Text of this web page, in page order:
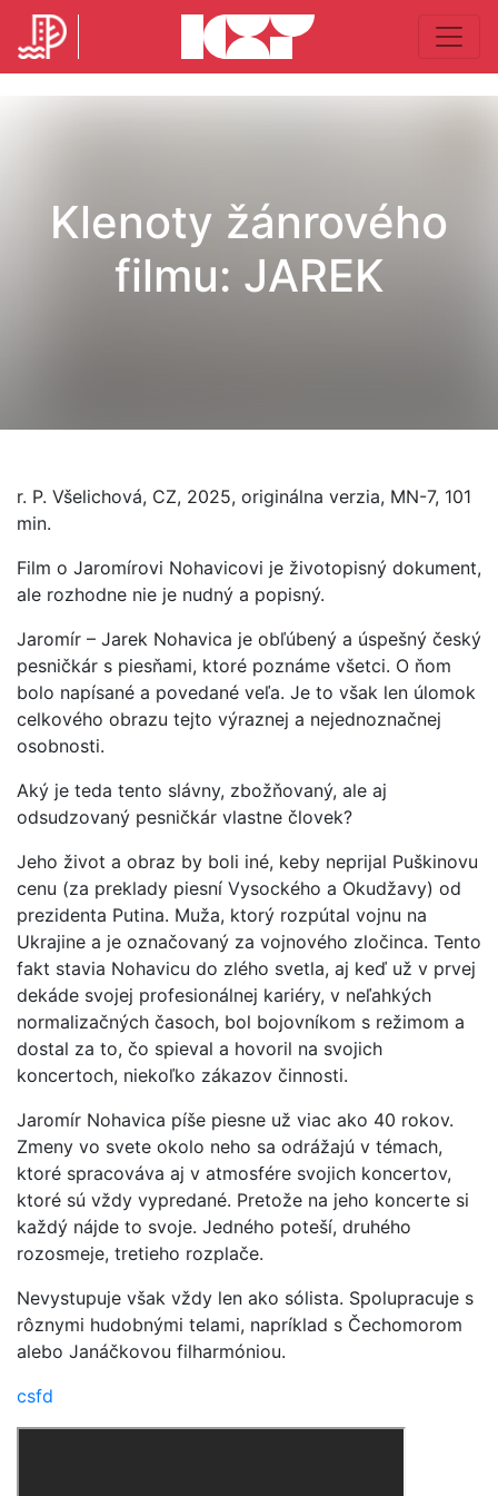
Klenoty žánrového
filmu: JAREK
r. P. Všelichová, CZ, 2025, originálna verzia, MN-7, 101
min.
Film o Jaromírovi Nohavicovi je životopisný dokument,
ale rozhodne nie je nudný a popisný.
Jaromír – Jarek Nohavica je obľúbený a úspešný český
pesničkár s piesňami, ktoré poznáme všetci. O ňom
bolo napísané a povedané veľa. Je to však len úlomok
celkového obrazu tejto výraznej a nejednoznačnej
osobnosti.
Aký je teda tento slávny, zbožňovaný, ale aj
odsudzovaný pesničkár vlastne človek?
Jeho život a obraz by boli iné, keby neprijal Puškinovu
cenu (za preklady piesní Vysockého a Okudžavy) od
prezidenta Putina. Muža, ktorý rozpútal vojnu na
Ukrajine a je označovaný za vojnového zločinca. Tento
fakt stavia Nohavicu do zlého svetla, aj keď už v prvej
dekáde svojej profesionálnej kariéry, v neľahkých
normalizačných časoch, bol bojovníkom s režimom a
dostal za to, čo spieval a hovoril na svojich
koncertoch, niekoľko zákazov činnosti.
Jaromír Nohavica píše piesne už viac ako 40 rokov.
Zmeny vo svete okolo neho sa odrážajú v témach,
ktoré spracováva aj v atmosfére svojich koncertov,
ktoré sú vždy vypredané. Pretože na jeho koncerte si
každý nájde to svoje. Jedného poteší, druhého
rozosmeje, tretieho rozplače.
Nevystupuje však vždy len ako sólista. Spolupracuje s
rôznymi hudobnými telami, napríklad s Čechomorom
alebo Janáčkovou filharmóniou.
csfd